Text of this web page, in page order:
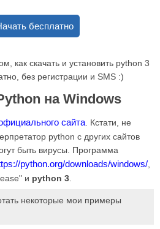
бесплатно
как скачать и установить python 3
без регистрации и SMS :)
на Windows
сайта . Кстати, не
python с других сайтов
быть вирусы. Программа
python.org/downloads/windows/
и python 3
некоторые мои примеры